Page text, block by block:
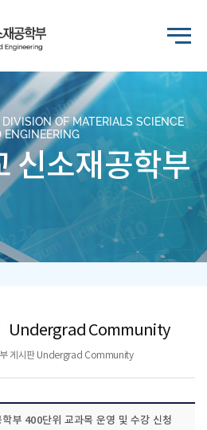
OF MATERIALS SCIENCE
ENGINEERING
신소재공학부
Undergrad Community
게시판 Undergrad Community
부 400단위 교과목 운영 및 수강 신청